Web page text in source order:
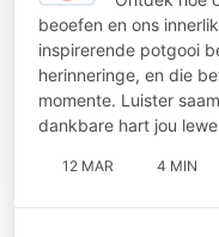
beoefen en ons
inspirerende potgooi
herinneringe, en die
momente. Luister
dankbare hart jou
12 MAR 4 MIN